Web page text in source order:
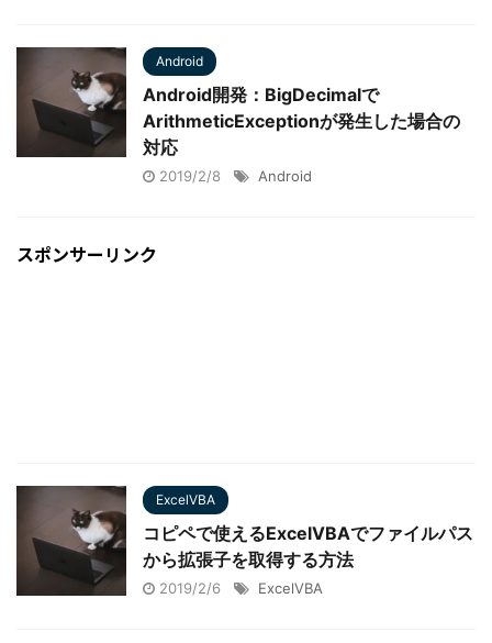
Android
Android開発：BigDecimalで
ArithmeticExceptionが発生した場合の
対応
2019/2/8 Android
スポンサーリンク
ExcelVBA
コピペで使えるExcelVBAでファイルパス
から拡張子を取得する方法
2019/2/6 ExcelVBA